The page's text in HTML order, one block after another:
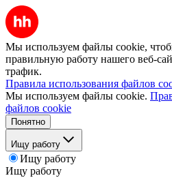
Мы используем файлы cookie,
правильную работу нашего веб-
трафик.
Правила использования файлов
Мы используем файлы cookie.
файлов cookie
Понятно
Ищу работу
Ищу работу
Ищу работу